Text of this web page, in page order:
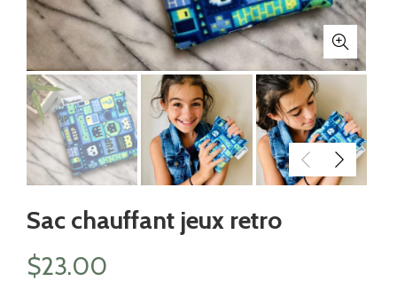
Sac chauffant jeux retro
$23.00